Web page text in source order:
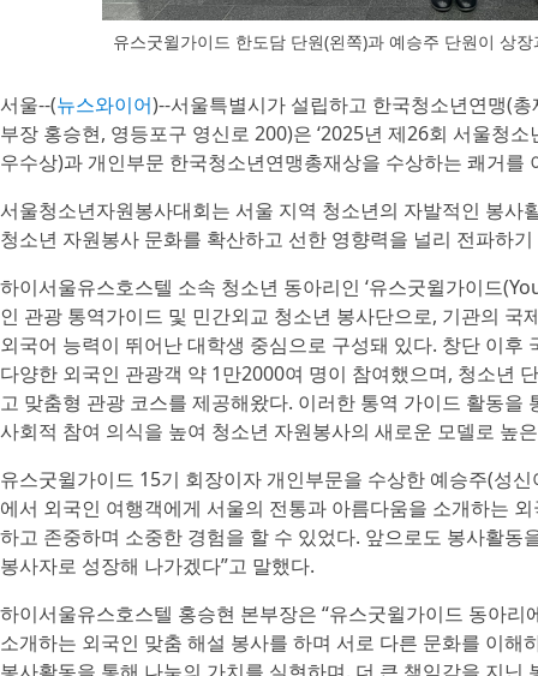
유스굿윌가이드 한도담 단원(왼쪽)과 예승주 단원이 상
서울--(뉴스와이어)--서울특별시가 설립하고 한국청소년연맹(
부장 홍승현, 영등포구 영신로 200)은 ‘2025년 제26회 서울청
우수상)과 개인부문 한국청소년연맹총재상을 수상하는 쾌거를
서울청소년자원봉사대회는 서울 지역 청소년의 자발적인 봉사
청소년 자원봉사 문화를 확산하고 선한 영향력을 널리 전파하
하이서울유스호스텔 소속 청소년 동아리인 ‘유스굿윌가이드
인 관광 통역가이드 및 민간외교 청소년 봉사단으로, 기관의
외국어 능력이 뛰어난 대학생 중심으로 구성돼 있다. 창단 이후
다양한 외국인 관광객 약 1만2000여 명이 참여했으며, 청소년
고 맞춤형 관광 코스를 제공해왔다. 이러한 통역 가이드 활동
사회적 참여 의식을 높여 청소년 자원봉사의 새로운 모델로 높
유스굿윌가이드 15기 회장이자 개인부문을 수상한 예승주(성
에서 외국인 여행객에게 서울의 전통과 아름다움을 소개하는
하고 존중하며 소중한 경험을 할 수 있었다. 앞으로도 봉사활
봉사자로 성장해 나가겠다”고 말했다.
하이서울유스호스텔 홍승현 본부장은 “유스굿윌가이드 동아
소개하는 외국인 맞춤 해설 봉사를 하며 서로 다른 문화를 이